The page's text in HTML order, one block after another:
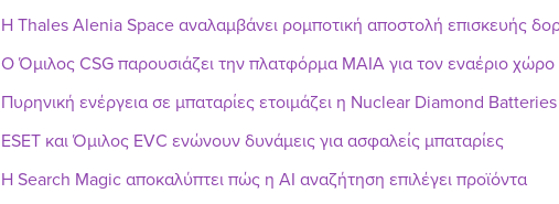
Η Thales Alenia Space αναλαμβάνει ρομποτική αποστολή επισκευής
Ο Όμιλος CSG παρουσιάζει την πλατφόρμα MAIA για τον εναέριο χώρο
Πυρηνική ενέργεια σε μπαταρίες ετοιμάζει η Nuclear Diamond Batteries
ESET και Όμιλος EVC ενώνουν δυνάμεις για ασφαλείς μπαταρίες
Η Search Magic αποκαλύπτει πώς η AI αναζήτηση επιλέγει προϊόντα